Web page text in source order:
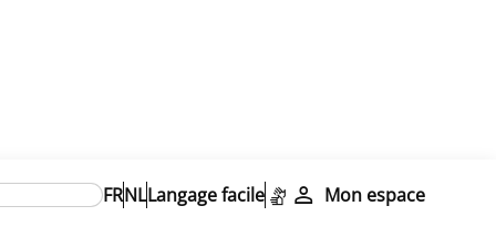
FRNLLangage facile Mon espace